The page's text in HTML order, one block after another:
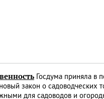
Госдума приняла в
закон о садоводческих
для садоводов и